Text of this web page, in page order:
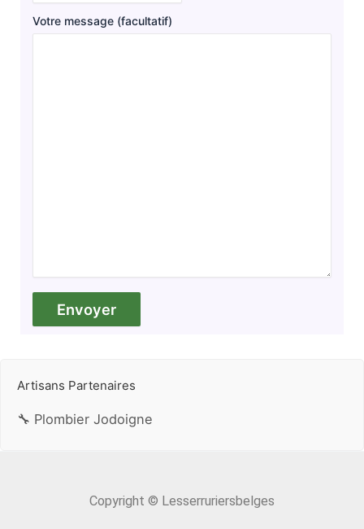
Votre message (facultatif)
Artisans Partenaires
🔧 Plombier Jodoigne
Copyright © Lesserruriersbelges